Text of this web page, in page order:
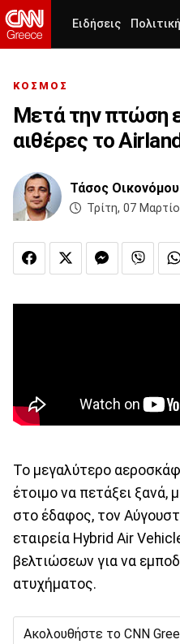
Ειδήσεις Πολιτική
ΚΟΣΜΟΣ
Μετά την πτώση
αιθέρες το
Τάσος Οικονόμου
Τρίτη, 07
To μεγαλύτερο
έτοιμο να πετάξει
στο έδαφος, τον
εταιρεία Hybrid Air
βελτιώσεων για να
ατυχήματος.
Ακολουθήστε το CNN